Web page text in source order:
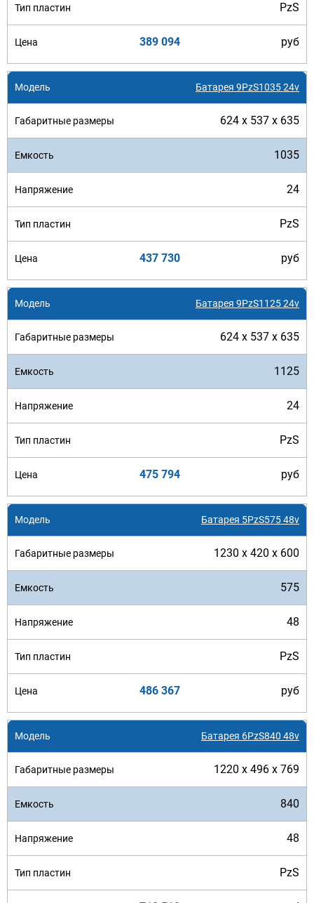
PzS
389 094 руб
Батарея 9PzS1035 24v
624 x 537 x 635
1035
24
PzS
437 730 руб
Батарея 9PzS1125 24v
624 x 537 x 635
1125
24
PzS
475 794 руб
Батарея 5PzS575 48v
1230 x 420 x 600
575
48
PzS
486 367 руб
Батарея 6PzS840 48v
1220 x 496 x 769
840
48
PzS